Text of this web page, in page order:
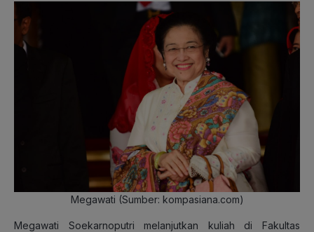
Megawati (Sumber: kompasiana.com)
Megawati Soekarnoputri melanjutkan kuliah di Fakultas